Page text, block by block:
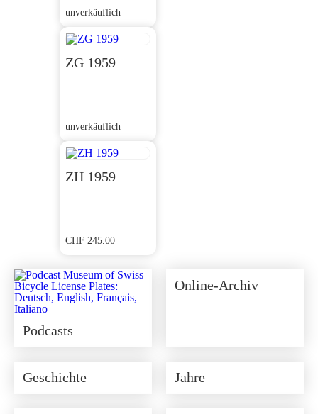
unverkäuflich
ZG 1959
unverkäuflich
ZH 1959
CHF 245.00
Podcasts
Online-Archiv
Geschichte Jahre